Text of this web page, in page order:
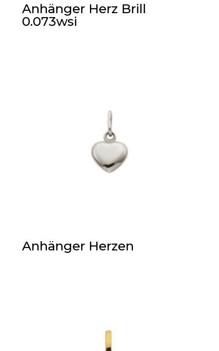
Anhänger Herz Brill
0.073wsi
Anhänger Herzen